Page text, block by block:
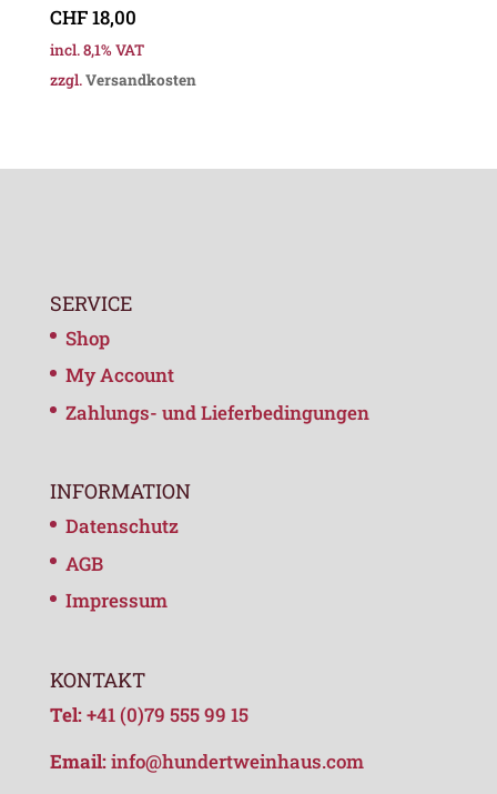
CHF18,00
incl. 8,1% VAT
zzgl.Versandkosten
SERVICE
Shop
My Account
Zahlungs- und Lieferbedingungen
INFORMATION
Datenschutz
AGB
Impressum
KONTAKT
Tel:+41 (0)79 555 99 15
Email:info@hundertweinhaus.com